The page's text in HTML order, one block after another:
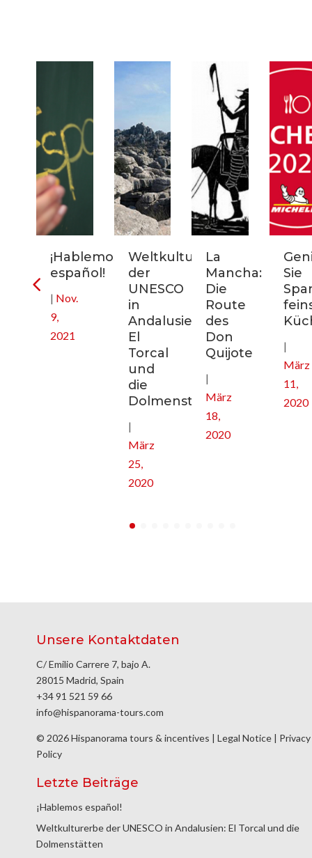
¡Hablemos
español!
| Nov.
9,
2021
Weltkulturerbe
der
UNESCO
in
Andalusien:
El
Torcal
und
die
Dolmenstätten
|
März
25,
2020
La
Mancha:
Die
Route
des
Don
Quijote
|
März
18,
2020
Sie
|
März
11,
2020
Unsere Kontaktdaten
C/ Emilio Carrere 7, bajo A.
28015 Madrid, Spain
+34 91 521 59 66
info@hispanorama-tours.com
© 2026 Hispanorama tours & incentives | Legal Notice | Privacy
Policy
Letzte Beiträge
¡Hablemos español!
Weltkulturerbe der UNESCO in Andalusien: El Torcal und die
Dolmenstätten